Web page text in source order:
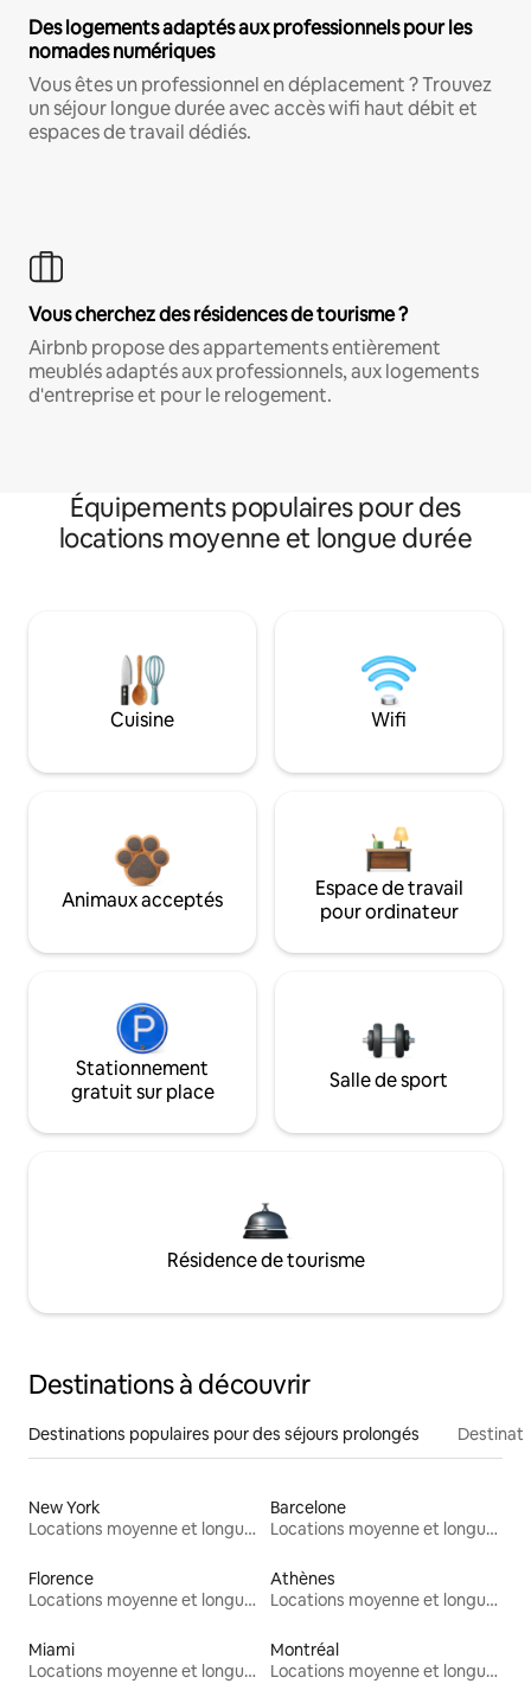
Des logements adaptés aux professionnels pour les
nomades numériques
Vous êtes un professionnel en déplacement ? Trouvez
un séjour longue durée avec accès wifi haut débit et
espaces de travail dédiés.
Vous cherchez des résidences de tourisme ?
Airbnb propose des appartements entièrement
meublés adaptés aux professionnels, aux logements
d'entreprise et pour le relogement.
Équipements populaires pour des
locations moyenne et longue durée
Cuisine Wifi
Animaux acceptés
Espace de travail
pour ordinateur
Stationnement
gratuit sur place
Salle de sport
Résidence de tourisme
Destinations à découvrir
Destinations populaires pour des séjours prolongés
New York
Locations moyenne et longue durée
Barcelone
Locations moyenne et longue durée
Florence
Locations moyenne et longue durée
Athènes
Locations moyenne et longue durée
Miami
Locations moyenne et longue durée
Montréal
Locations moyenne et longue durée